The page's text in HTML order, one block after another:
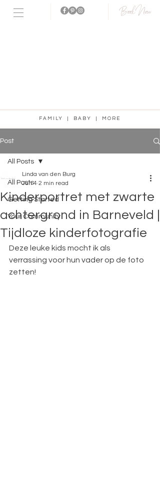
Book Now
FAMILY | BABY | MORE
Post
All Posts
Getting Started
Your Community
All Posts
Kinderportret met zwarte
achtergrond in Barneveld |
Tijdloze kinderfotografie
Linda van den Burg
Jun 4 2 min read
Deze leuke kids mocht ik als
verrassing voor hun vader op de foto
zetten!